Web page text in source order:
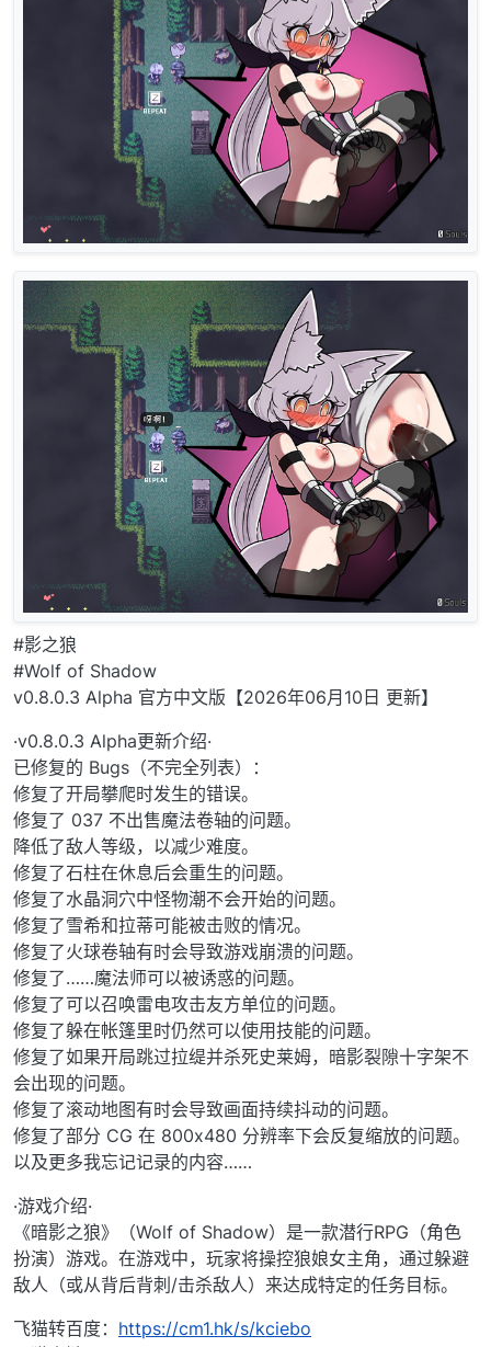
#影之狼
#Wolf of Shadow
v0.8.0.3 Alpha 官方中文版【2026年06月10日 更新】
·v0.8.0.3 Alpha更新介绍·
已修复的 Bugs（不完全列表）：
修复了开局攀爬时发生的错误。
修复了 037 不出售魔法卷轴的问题。
降低了敌人等级，以减少难度。
修复了石柱在休息后会重生的问题。
修复了水晶洞穴中怪物潮不会开始的问题。
修复了雪希和拉蒂可能被击败的情况。
修复了火球卷轴有时会导致游戏崩溃的问题。
修复了……魔法师可以被诱惑的问题。
修复了可以召唤雷电攻击友方单位的问题。
修复了躲在帐篷里时仍然可以使用技能的问题。
修复了如果开局跳过拉缇并杀死史莱姆，暗影裂隙十字架不
会出现的问题。
修复了滚动地图有时会导致画面持续抖动的问题。
修复了部分 CG 在 800x480 分辨率下会反复缩放的问题。
以及更多我忘记记录的内容……
·游戏介绍·
《暗影之狼》（Wolf of Shadow）是一款潜行RPG（角色
扮演）游戏。在游戏中，玩家将操控狼娘女主角，通过躲避
敌人（或从背后背刺/击杀敌人）来达成特定的任务目标。
飞猫转百度： https://cm1.hk/s/kciebo